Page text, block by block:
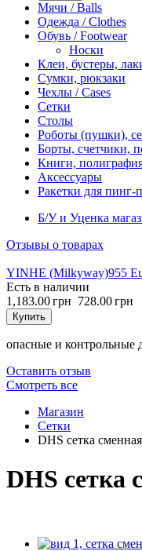
Мячи / Balls
Одежда / Clothes
Обувь / Footwear
Носки
Клеи, бустеры,
Сумки, рюкзаки
Чехлы / Cases
Сетки
Столы
Роботы (пушки),
Борты, счетчики,
Книги,
Аксессуары
Ракетки для пинг-
Б/У и Уценка
Отзывы о товарах
YINHE (Milkyway)955
Есть в наличии
1,183.00 грн 728.00 грн
Купить
опасные и
Оставить отзыв
Cмотреть все
Магазин
Сетки
DHS сетка
DHS сетка